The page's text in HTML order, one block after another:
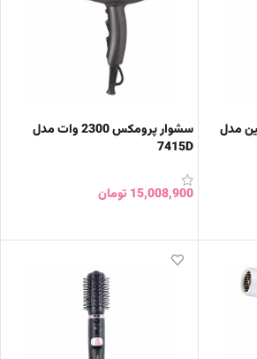
مدل
سشوار پرومکس 2300 وات مدل
7415D
15,008,900 تومان